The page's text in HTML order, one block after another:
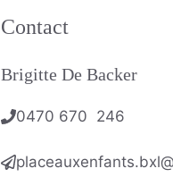
Contact
Brigitte De Backer
0470 670 246